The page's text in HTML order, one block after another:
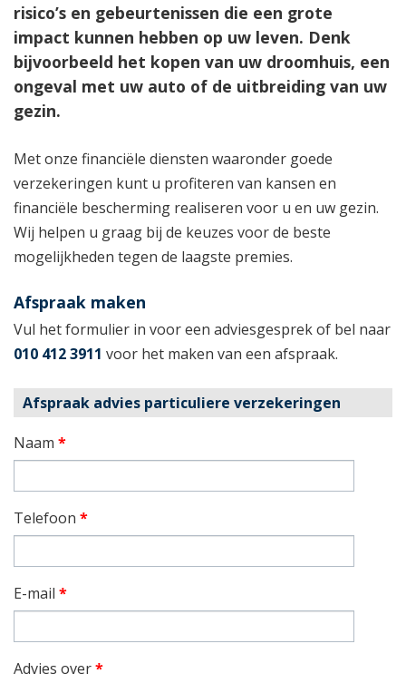
risico’s en gebeurtenissen die een grote
impact kunnen hebben op uw leven. Denk
bijvoorbeeld het kopen van uw droomhuis, een
ongeval met uw auto of de uitbreiding van uw
gezin.
Met onze financiële diensten waaronder goede
verzekeringen kunt u profiteren van kansen en
financiële bescherming realiseren voor u en uw gezin.
Wij helpen u graag bij de keuzes voor de beste
mogelijkheden tegen de laagste premies.
Afspraak maken
Vul het formulier in voor een adviesgesprek of bel naar
010 412 3911 voor het maken van een afspraak.
Afspraak advies particuliere verzekeringen
Naam *
Telefoon *
E-mail *
Advies over*